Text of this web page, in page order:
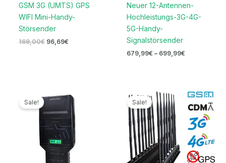
GSM 3G (UMTS) GPS
WIFI Mini-Handy-
Störsender
169,00€ 96,69€
Neuer 12-Antennen-
Hochleistungs-3G-4G-
5G-Handy-
Signalstörsender
679,99€ – 699,99€
Sale! Sale!
Ursprünglicher
Preis
war:
1.999,00€
Aktueller
Preis
ist:
999,99€.